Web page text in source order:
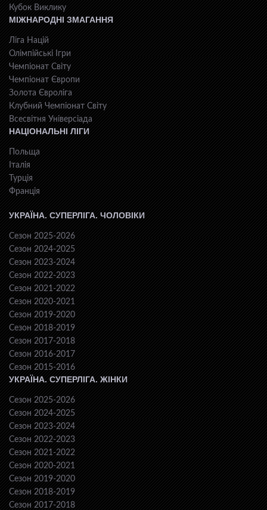
Кубок Виклику
МІЖНАРОДНІ ЗМАГАННЯ
Ліга Націй
Олімпійські Ігри
Чемпіонат Світу
Чемпіонат Європи
Золота Євроліга
Клубний Чемпіонат Світу
Всесвiтня Унiверсiaда
НАЦІОНАЛЬНІ ЛІГИ
Польща
Італія
Турція
Франція
УКРАЇНА. СУПЕРЛІГА. ЧОЛОВІКИ
Сезон 2025-2026
Сезон 2024-2025
Сезон 2023-2024
Сезон 2022-2023
Сезон 2021-2022
Сезон 2020-2021
Сезон 2019-2020
Сезон 2018-2019
Сезон 2017-2018
Сезон 2016-2017
Сезон 2015-2016
УКРАЇНА. СУПЕРЛІГА. ЖІНКИ
Сезон 2025-2026
Сезон 2024-2025
Сезон 2023-2024
Сезон 2022-2023
Сезон 2021-2022
Сезон 2020-2021
Сезон 2019-2020
Сезон 2018-2019
Сезон 2017-2018